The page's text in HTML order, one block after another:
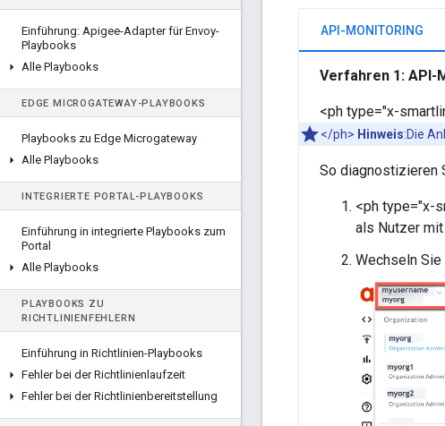
Einführung: Apigee-Adapter für Envoy-
Playbooks
Alle Playbooks
EDGE MICROGATEWAY-PLAYBOOKS
Playbooks zu Edge Microgateway
Alle Playbooks
INTEGRIERTE PORTAL-PLAYBOOKS
Einführung in integrierte Playbooks zum
Portal
Alle Playbooks
PLAYBOOKS ZU
RICHTLINIENFEHLERN
Einführung in Richtlinien-Playbooks
Fehler bei der Richtlinienlaufzeit
Fehler bei der Richtlinienbereitstellung
API-MONITORING
Verfahren 1: API-
<ph type="x-
</ph> Hinweis:Die
So diagnostizieren
<ph type="x-
als Nutzer
Wechseln